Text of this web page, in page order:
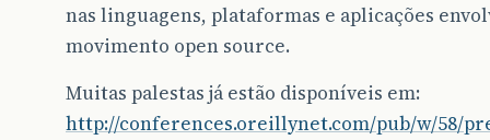
nas linguagens, plataformas e aplicações
movimento open source.
Muitas palestas já estão disponíveis em:
http://conferences.oreillynet.com/pub/w/58/